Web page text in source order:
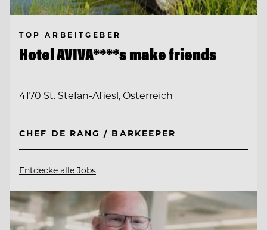
TOP ARBEITGEBER
Hotel AVIVA****s make friends
4170 St. Stefan-Afiesl, Österreich
CHEF DE RANG / BARKEEPER
Entdecke alle Jobs